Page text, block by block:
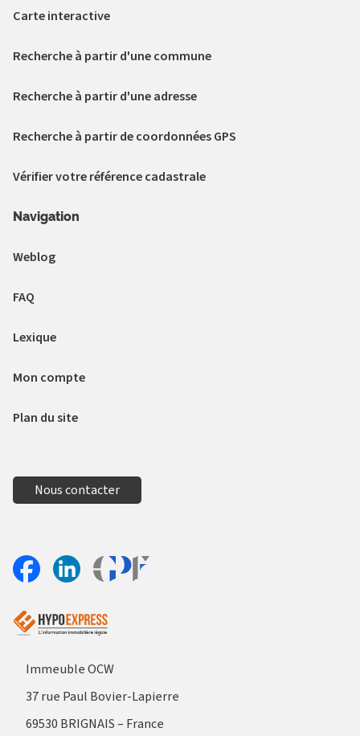
Carte interactive
Recherche à partir d'une commune
Recherche à partir d'une adresse
Recherche à partir de coordonnées GPS
Vérifier votre référence cadastrale
Navigation
Weblog
FAQ
Lexique
Mon compte
Plan du site
Nous contacter
Immeuble OCW
37 rue Paul Bovier-Lapierre
69530 BRIGNAIS – France